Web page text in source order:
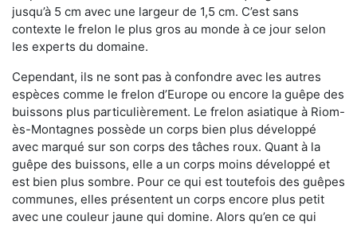
jusqu’à 5 cm avec une largeur de 1,5 cm. C’est sans
contexte le frelon le plus gros au monde à ce jour selon
les experts du domaine.
Cependant, ils ne sont pas à confondre avec les autres
espèces comme le frelon d’Europe ou encore la guêpe des
buissons plus particulièrement. Le frelon asiatique à Riom-
ès-Montagnes possède un corps bien plus développé
avec marqué sur son corps des tâches roux. Quant à la
guêpe des buissons, elle a un corps moins développé et
est bien plus sombre. Pour ce qui est toutefois des guêpes
communes, elles présentent un corps encore plus petit
avec une couleur jaune qui domine. Alors qu’en ce qui